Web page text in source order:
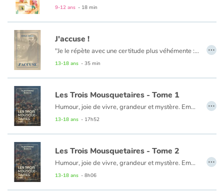
Habiter, c’est vivre ensemble.
9-12 ans - 18 min
J'accuse !
"Je le répète avec une certitude plus véhémente : la vérité est en marche et rien ne l'arrêtera." C'est en 1898, dans une lettre ouverte au président de la République Félix Faure, qu'Émile Zola assène cette magnifique formule. Rappelons le contexte : le capitaine Dreyfus a été accusé d'espionnage au profit de l'Allemagne, contre toute raison. Condamné, il est la preuve vivante d'un climat d'antisémitisme nauséabond. Il apparaît rapidement que le vrai coupable est le commandant Esterhazy. Mais l'armée ne veut pas se déjuger...."
13-18 ans - 35 min
…
Les Trois Mousquetaires - Tome 1
Humour, joie de vivre, grandeur et mystère. Emmenés par la verve prodigieuse de Dumas, d'Artagnan, Athos, Porthos et Aramis tentent de déjouer les intrigues du cardinal de Richelieu et de la redoutable Milady. Rusés et courageux, la répartie aussi tranchante que le coup d'épée, les quatre mousquetaires les plus célèbres de France courent d'embûches en coups d'éclat. Depuis deux siècles, ce grand roman plein de panache n'a pas pris une ride.
Chapitres 1 à 44
13-18 ans - 17h52
…
Les Trois Mousquetaires - Tome 2
Humour, joie de vivre, grandeur et mystère. Emmenés par la verve prodigieuse de Dumas, d'Artagnan, Athos, Porthos et Aramis tentent de déjouer les intrigues du cardinal de Richelieu et de la redoutable Milady. Rusés et courageux, la répartie aussi tranchante que le coup d'épée, les quatre mousquetaires les plus célèbres de France courent d'embûches en coups d'éclat. Depuis deux siècles, ce grand roman plein de panache n'a pas pris une ride.
Chapitres 45 à 67
13-18 ans - 8h06
…